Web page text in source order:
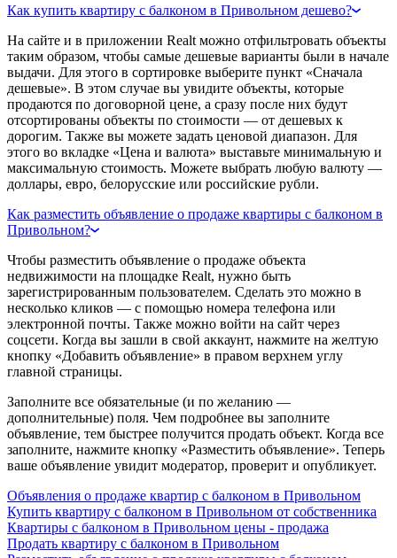
Как купить квартиру с балконом в Привольном дешево?
На сайте и в приложении Realt можно отфильтровать объекты
таким образом, чтобы самые дешевые варианты были в начале
выдачи. Для этого в сортировке выберите пункт «Сначала
дешевые». В этом случае вы увидите объекты, которые
продаются по договорной цене, а сразу после них будут
отсортированы объекты по стоимости — от дешевых к
дорогим. Также вы можете задать ценовой диапазон. Для
этого во вкладке «Цена и валюта» выставьте минимальную и
максимальную стоимость. Можете выбрать любую валюту —
доллары, евро, белорусские или российские рубли.
Как разместить объявление о продаже квартиры с балконом в
Привольном?
Чтобы разместить объявление о продаже объекта
недвижимости на площадке Realt, нужно быть
зарегистрированным пользователем. Сделать это можно в
несколько кликов — с помощью номера телефона или
электронной почты. Также можно войти на сайт через
соцсети. Когда вы зашли в свой аккаунт, нажмите на желтую
кнопку «Добавить объявление» в правом верхнем углу
главной страницы.
Заполните все обязательные (и по желанию —
дополнительные) поля. Чем подробнее вы заполните
объявление, тем быстрее получится продать объект. Когда все
заполните, нажмите кнопку «Разместить объявление». Теперь
ваше объявление увидит модератор, проверит и опубликует.
Объявления о продаже квартир с балконом в Привольном
Купить квартиру с балконом в Привольном от собственника
Квартиры с балконом в Привольном цены - продажа
Продать квартиру с балконом в Привольном